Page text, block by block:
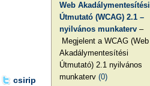
csirip
Web Akadálymentesítési
Útmutató (WCAG) 2.1 –
nyilvános munkaterv –
Megjelent a WCAG (Web
Akadálymentesítési
Útmutató) 2.1 nyilvános
munkaterv(0)